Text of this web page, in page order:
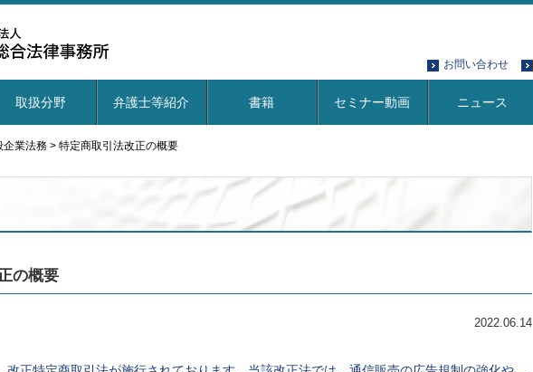
お問い合わせ
取扱分野 弁護士等紹介 書籍 セミナー動画 ニュース
企業法務 > 特定商取引法改正の概要
の概要
2022.06.14